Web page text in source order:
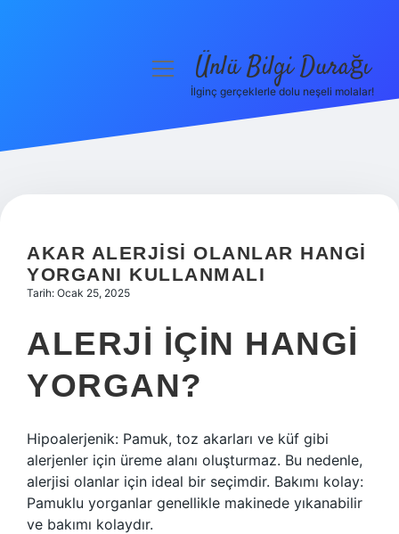
Hakkımızda
menüyüÜnlü Bilgi Durağı
İlginç gerçeklerle dolu neşeli molalar!
AKAR ALERJISI OLANLAR HANGI
YORGANI KULLANMALI
Tarih: Ocak 25, 2025
ALERJI IÇIN HANGI
YORGAN?
Hipoalerjenik: Pamuk, toz akarları ve küf gibi
alerjenler için üreme alanı oluşturmaz. Bu nedenle,
alerjisi olanlar için ideal bir seçimdir. Bakımı kolay:
Pamuklu yorganlar genellikle makinede yıkanabilir
ve bakımı kolaydır.